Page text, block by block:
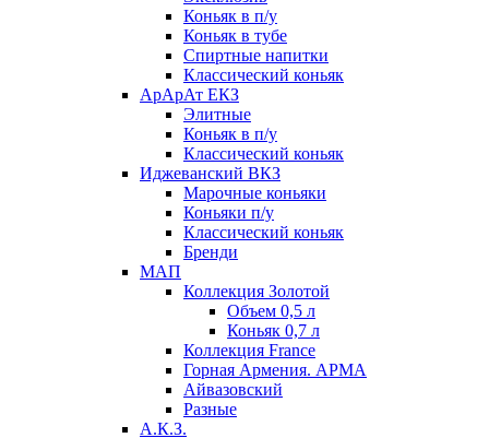
Коньяк в п/у
Коньяк в тубе
Спиртные напитки
Классический коньяк
АрАрАт ЕКЗ
Элитные
Коньяк в п/у
Классический коньяк
Иджеванский ВКЗ
Марочные коньяки
Коньяки п/у
Классический коньяк
Бренди
МАП
Коллекция Золотой
Объем 0,5 л
Коньяк 0,7 л
Коллекция France
Горная Армения. АРМА
Айвазовский
Разные
А.К.З.